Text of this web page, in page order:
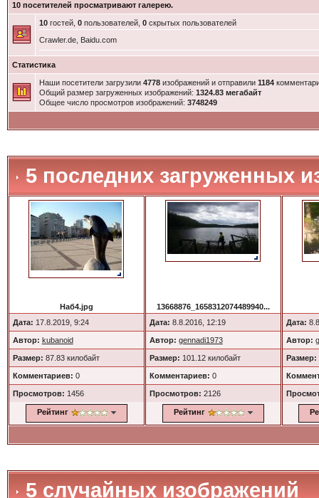
10 посетителей просматривают галерею.
10гостей, 0пользователей, 0скрытых пользователей
Crawler.de, Baidu.com
Статистика
Наши посетители загрузили 4778изображений и отправили 1184
Общий размер загруженных изображений: 1324.83 мегабайт
Общее число просмотров изображений: 3748249
5 последних загруженных
Наб4.jpg
Дата: 17.8.2019, 9:24
Автор: kubanoid
Размер: 87.83 килобайт
Комментариев: 0
Просмотров: 1456
Рейтинг
13668876_1658312074489940...
Дата: 8.8.2016, 12:19
Автор: gennadi1973
Размер: 101.12 килобайт
Комментариев: 0
Просмотров: 2126
Рейтинг
Дата:
Автор:
Размер:
5 случайных изображений